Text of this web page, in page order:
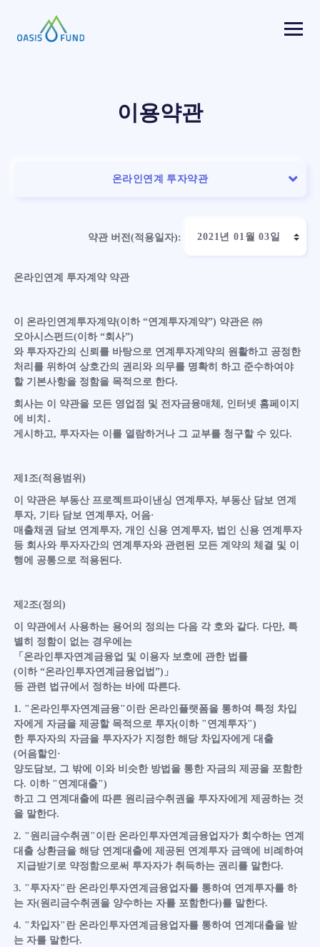
이용약관
온라인연계 투자약관
약관 버전(적용일자):
온라인연계 투자계약 약관
이 온라인연계투자계약(이하 “연계투자계약”) 약관은 ㈜
오아시스펀드(이하 “회사”)
와 투자자간의 신뢰를 바탕으로 연계투자계약의 원활하고 공정한
처리를 위하여 상호간의 권리와 의무를 명확히 하고 준수하여야
할 기본사항을 정함을 목적으로 한다.
회사는 이 약관을 모든 영업점 및 전자금융매체, 인터넷 홈페이지
에 비치․
게시하고, 투자자는 이를 열람하거나 그 교부를 청구할 수 있다.
제1조(적용범위)
이 약관은 부동산 프로젝트파이낸싱 연계투자, 부동산 담보 연계
투자, 기타 담보 연계투자, 어음·
매출채권 담보 연계투자, 개인 신용 연계투자, 법인 신용 연계투자
등 회사와 투자자간의 연계투자와 관련된 모든 계약의 체결 및 이
행에 공통으로 적용된다.
제2조(정의)
이 약관에서 사용하는 용어의 정의는 다음 각 호와 같다. 다만, 특
별히 정함이 없는 경우에는
「온라인투자연계금융업 및 이용자 보호에 관한 법률
(이하 “온라인투자연계금융업법”)」
등 관련 법규에서 정하는 바에 따른다.
1. "온라인투자연계금융"이란 온라인플랫폼을 통하여 특정 차입
자에게 자금을 제공할 목적으로 투자(이하 "연계투자")
한 투자자의 자금을 투자자가 지정한 해당 차입자에게 대출
(어음할인·
양도담보, 그 밖에 이와 비슷한 방법을 통한 자금의 제공을 포함한
다. 이하 "연계대출")
하고 그 연계대출에 따른 원리금수취권을 투자자에게 제공하는 것
을 말한다.
2. "원리금수취권"이란 온라인투자연계금융업자가 회수하는 연계
대출 상환금을 해당 연계대출에 제공된 연계투자 금액에 비례하여
지급받기로 약정함으로써 투자자가 취득하는 권리를 말한다.
3. "투자자"란 온라인투자연계금융업자를 통하여 연계투자를 하
는 자(원리금수취권을 양수하는 자를 포함한다)를 말한다.
4. "차입자"란 온라인투자연계금융업자를 통하여 연계대출을 받
는 자를 말한다.